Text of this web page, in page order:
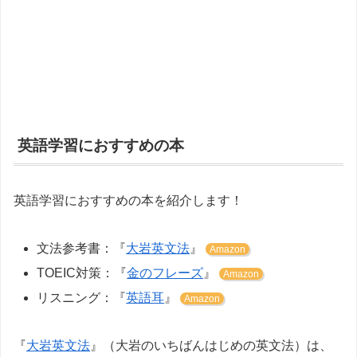
英語学習におすすめの本
英語学習におすすめの本を紹介します！
文法参考書：『大岩英文法 』 Amazon
TOEIC対策：『金のフレーズ 』 Amazon
リスニング：『英語耳』 Amazon
『大岩英文法』（大岩のいちばんはじめの英文法）は、